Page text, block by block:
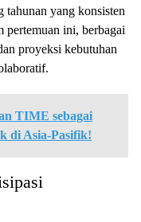
yang konsisten
pertemuan ini, berbagai
proyeksi kebutuhan
TIME sebagai
di Asia-Pasifik!